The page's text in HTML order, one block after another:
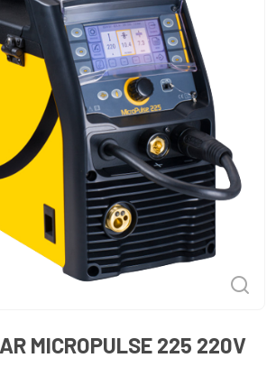
MICROPULSE 225 220V